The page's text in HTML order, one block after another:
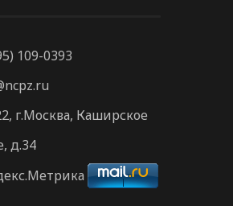
109-0393
г.Москва, Каширское
д.34